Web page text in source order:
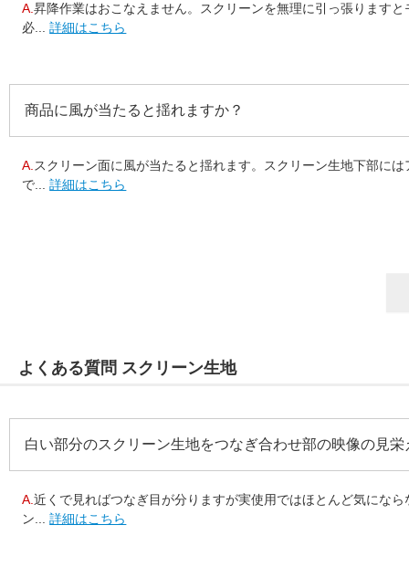
A.昇降作業はおこなえません。スクリーンを無理に引っ張ります
必...詳細はこちら
商品に風が当たると揺れますか？
A.スクリーン面に風が当たると揺れます。スクリーン生地下部に
で...詳細はこちら
よくある質問 スクリーン生地
白い部分のスクリーン生地をつなぎ合わせ部の映像の見栄
A.近くで見ればつなぎ目が分りますが実使用ではほとんど気にな
ン...詳細はこちら